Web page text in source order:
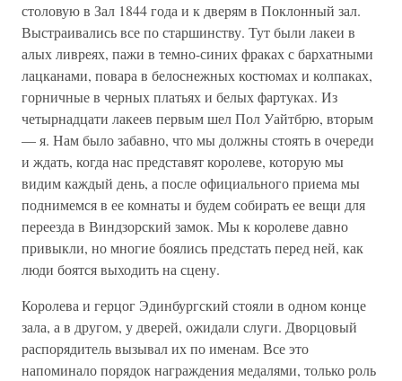
столовую в Зал 1844 года и к дверям в Поклонный зал.
Выстраивались все по старшинству. Тут были лакеи в
алых ливреях, пажи в темно-синих фраках с бархатными
лацканами, повара в белоснежных костюмах и колпаках,
горничные в черных платьях и белых фартуках. Из
четырнадцати лакеев первым шел Пол Уайтбрю, вторым
— я. Нам было забавно, что мы должны стоять в очереди
и ждать, когда нас представят королеве, которую мы
видим каждый день, а после официального приема мы
поднимемся в ее комнаты и будем собирать ее вещи для
переезда в Виндзорский замок. Мы к королеве давно
привыкли, но многие боялись предстать перед ней, как
люди боятся выходить на сцену.
Королева и герцог Эдинбургский стояли в одном конце
зала, а в другом, у дверей, ожидали слуги. Дворцовый
распорядитель вызывал их по именам. Все это
напоминало порядок награждения медалями, только роль